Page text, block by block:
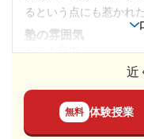
授業以外のサポート
(相談・面談、家庭学習のサ
面談については、あま
と感じるときもあった
利用詳細
通塾期間
るという点にも惹かれ
塾の雰囲気
個別塾ということもあ
ツーマンで教えて貰え
コース・カリキュラム
近
無料 体験授業